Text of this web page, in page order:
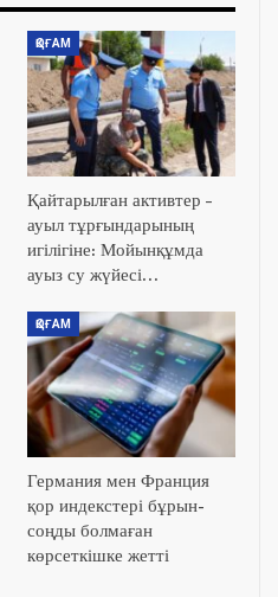
ҚОҒАМ
Қайтарылған активтер –
ауыл тұрғындарының
игілігіне: Мойынқұмда
ауыз су жүйесі…
ҚОҒАМ
Германия мен Франция
қор индекстері бұрын-
соңды болмаған
көрсеткішке жетті